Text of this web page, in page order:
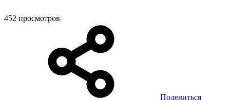
452 просмотров
Поделиться